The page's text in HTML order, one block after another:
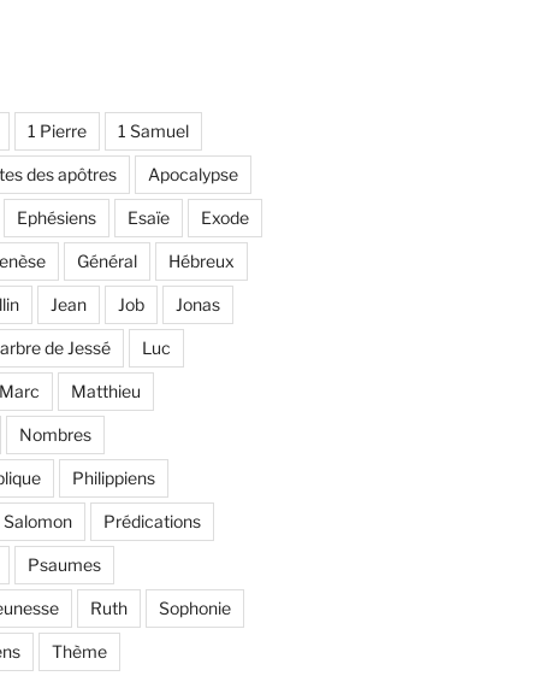
1 Pierre 1 Samuel
des apôtres Apocalypse
Ephésiens Esaïe Exode
Général Hébreux
Jean Job Jonas
de Jessé Luc
Matthieu
Nombres
Philippiens
Prédications
Psaumes
Ruth Sophonie
Thème